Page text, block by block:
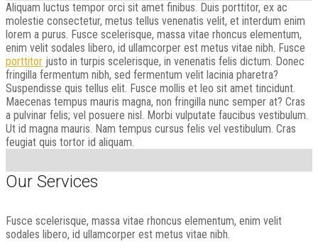
Aliquam luctus tempor orci sit amet finibus. Duis porttitor, ex ac
molestie consectetur, metus tellus venenatis velit, et interdum enim
lorem a purus. Fusce scelerisque, massa vitae rhoncus elementum,
enim velit sodales libero, id ullamcorper est metus vitae nibh. Fusce
porttitor justo in turpis scelerisque, in venenatis felis dictum. Donec
fringilla fermentum nibh, sed fermentum velit lacinia pharetra?
Suspendisse quis tellus elit. Fusce mollis et leo sit amet tincidunt.
Maecenas tempus mauris magna, non fringilla nunc semper at? Cras
a pulvinar felis; vel posuere nisl. Morbi vulputate faucibus vestibulum.
Ut id magna mauris. Nam tempus cursus felis vel vestibulum. Cras
feugiat quis tortor id aliquam.
Our Services
Fusce scelerisque, massa vitae rhoncus elementum, enim velit
sodales libero, id ullamcorper est metus vitae nibh.